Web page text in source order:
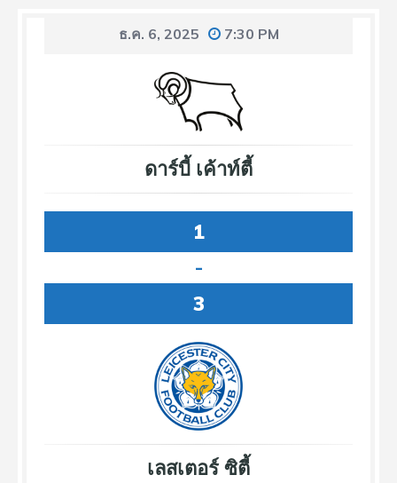
ธ.ค. 6, 2025 7:30 PM
ดาร์บี้ เค้าท์ตี้
1
-
3
เลสเตอร์ ซิตี้